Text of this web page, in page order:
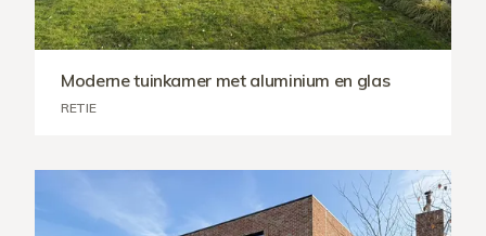
Moderne tuinkamer met aluminium en glas
RETIE